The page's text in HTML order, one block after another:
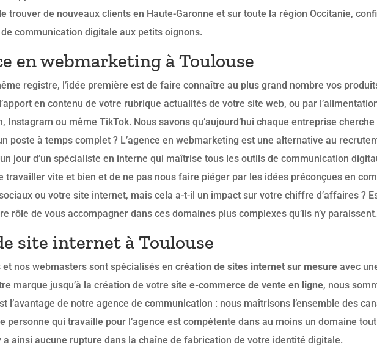
trouver de nouveaux clients en Haute-Garonne et sur toute la région Occitanie,
communication digitale aux petits oignons.
en webmarketing à Toulouse
registre, l’idée première est de faire connaître au plus grand nombre vos
en contenu de votre rubrique actualités de votre site web, ou par
Instagram ou même TikTok. Nous savons qu’aujourd’hui chaque entreprise
poste à temps complet ? L’agence en webmarketing est une alternative au
jour d’un spécialiste en interne qui maîtrise tous les outils de communication
travailler vite et bien et de ne pas nous faire piéger par les idées préconçues en
ou votre site internet, mais cela a-t-il un impact sur votre chiffre d’affaires ?
rôle de vous accompagner dans ces domaines plus complexes qu’ils n’y paraissent.
site internet à Toulouse
et nos webmasters sont spécialisés encréation de sites internet sur mesure avec
marque jusqu’à la création de votresite e-commerce de vente en ligne, nous
l’avantage de notre agence de communication : nous maîtrisons l’ensemble des
personne qui travaille pour l’agence est compétente dans au moins un domaine
a ainsi aucune rupture dans la chaîne de fabrication de votre identité digitale.